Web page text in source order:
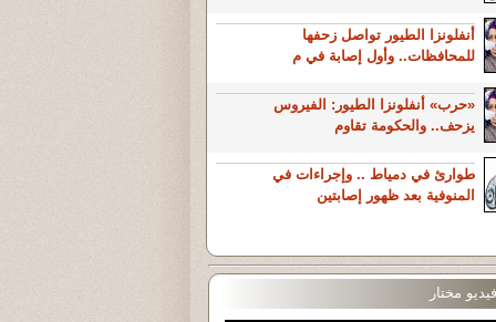
أنفلونزا الطيور تواصل زحفها
للمحافظات.. وأول إصابة في م
«حرب» أنفلونزا الطيور: الفيروس
يزحف.. والحكومة تقاوم
طوارئ في دمياط .. وإجراءات في
المنوفية بعد ظهور إصابتين
فيديو مختار